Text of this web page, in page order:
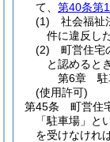
て、 第40条第
(1)
社会福祉
件に違反し
(2)
町営住宅
と認めるとき
第6章
(使用許可)
第45条
町営住
「駐車場」と
を受けなけれ